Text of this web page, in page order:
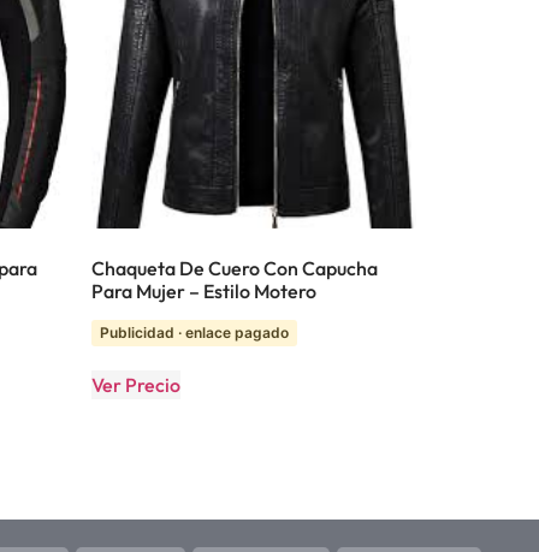
Chaqueta De Cuero Con Capucha
Para Mujer – Estilo Motero
Publicidad · enlace pagado
Ver Precio